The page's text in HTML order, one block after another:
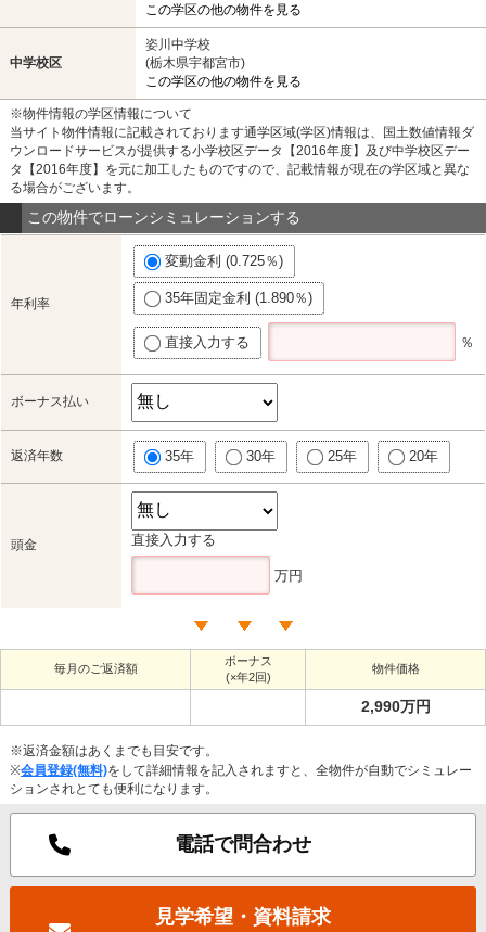
この学区の他の物件を見る
中学校区
姿川中学校
(栃木県宇都宮市)
この学区の他の物件を見る
※物件情報の学区情報について
当サイト物件情報に記載されております通学区域(学区)情報は、国土数値情報ダ
ウンロードサービスが提供する小学校区データ【2016年度】及び中学校区デー
タ【2016年度】を元に加工したものですので、記載情報が現在の学区域と異な
る場合がございます。
この物件でローンシミュレーションする
年利率
変動金利 (0.725％)
35年固定金利 (1.890％)
直接入力する ％
ボーナス払い
返済年数 35年 30年 25年 20年
頭金 直接入力する
万円
毎月のご返済額
ボーナス
(×年2回)
物件価格
2,990万円
※返済金額はあくまでも目安です。
※会員登録(無料)をして詳細情報を記入されますと、全物件が自動でシミュレー
ションされとても便利になります。
電話で問合わせ
見学希望・資料請求